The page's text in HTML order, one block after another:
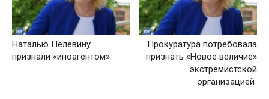
Наталью Пелевину
признали «иноагентом»
Прокуратура потребовала
признать «Новое величие»
экстремистской
организацией